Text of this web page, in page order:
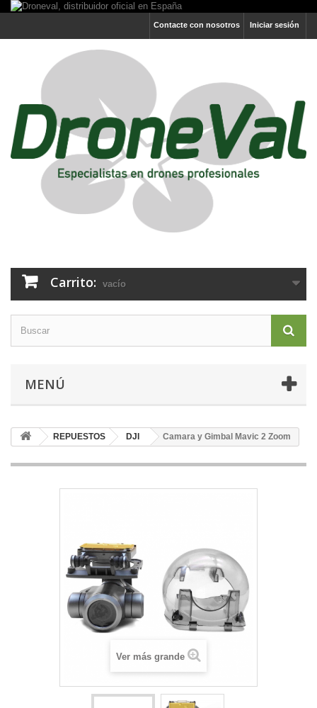
Iniciar sesión
Contacte con nosotros
Carrito: vacío
MENÚ
REPUESTOS DJI Camara y Gimbal Mavic 2 Zoom
Ver más grande